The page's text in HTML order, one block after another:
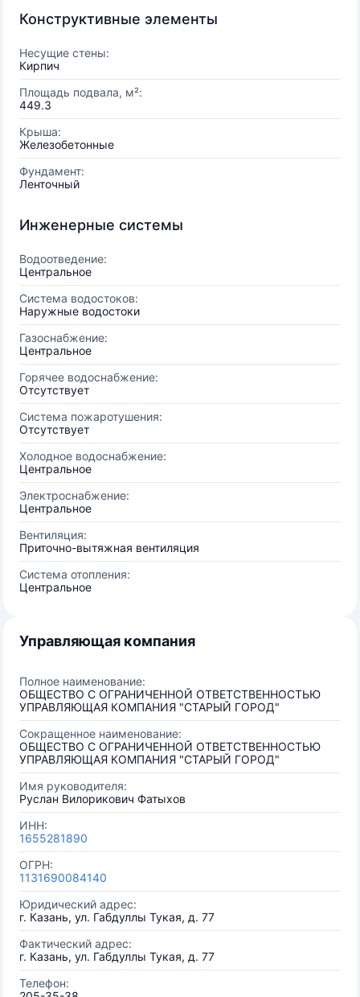
Конструктивные элементы
Несущие стены:
Кирпич
Площадь подвала, м²:
449.3
Крыша:
Железобетонные
Фундамент:
Ленточный
Инженерные системы
Водоотведение:
Центральное
Система водостоков:
Наружные водостоки
Газоснабжение:
Центральное
Горячее водоснабжение:
Отсутствует
Система пожаротушения:
Отсутствует
Холодное водоснабжение:
Центральное
Электроснабжение:
Центральное
Вентиляция:
Приточно-вытяжная вентиляция
Система отопления:
Центральное
Управляющая компания
Полное наименование:
ОБЩЕСТВО С ОГРАНИЧЕННОЙ ОТВЕТСТВЕННОСТЬЮ
УПРАВЛЯЮЩАЯ КОМПАНИЯ "СТАРЫЙ ГОРОД"
Сокращенное наименование:
ОБЩЕСТВО С ОГРАНИЧЕННОЙ ОТВЕТСТВЕННОСТЬЮ
УПРАВЛЯЮЩАЯ КОМПАНИЯ "СТАРЫЙ ГОРОД"
Имя руководителя:
Руслан Вилорикович Фатыхов
ИНН:
1655281890
ОГРН:
1131690084140
Юридический адрес:
г. Казань, ул. Габдуллы Тукая, д. 77
Фактический адрес:
г. Казань, ул. Габдуллы Тукая, д. 77
Телефон: